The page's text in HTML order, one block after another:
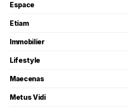
Espace
Etiam
Immobilier
Lifestyle
Maecenas
Metus Vidi